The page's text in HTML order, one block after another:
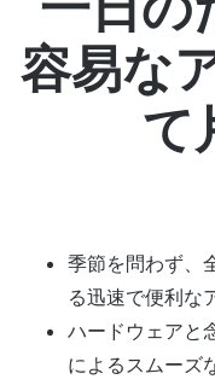
容易な
て
季節を問わず、
る迅速で便利な
ハードウェアと
によるスムーズ